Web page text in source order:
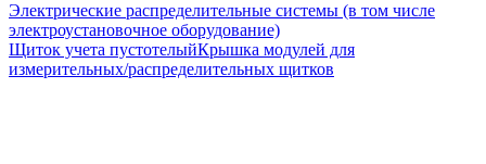
Электрические распределительные системы (в том числе
электроустановочное оборудование)
Щиток учета пустотелыйКрышка модулей для
измерительных/распределительных щитков